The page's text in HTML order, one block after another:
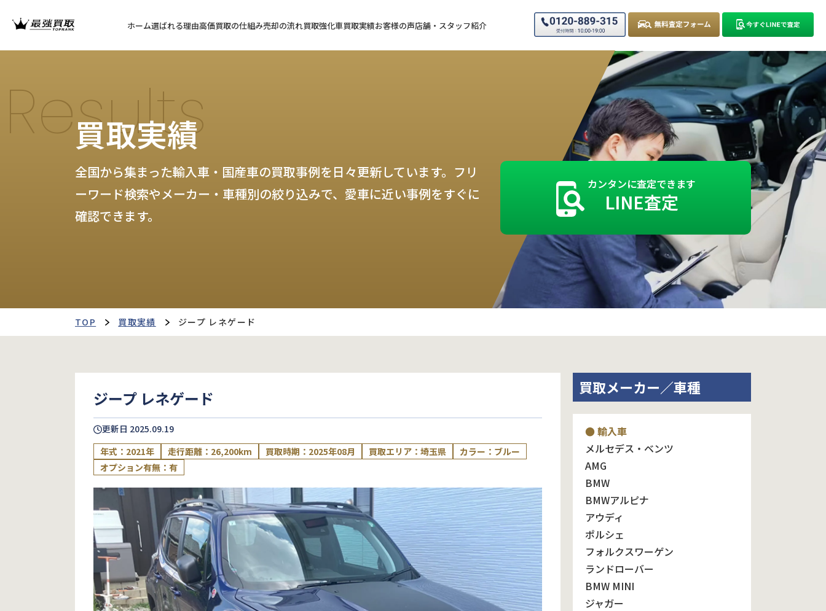
ホーム選ばれる理由高価買取の仕組み売却の流れ買取強化車買取実績お客様の声店舗・スタッフ紹介
Results
買取実績
全国から集まった輸入車・国産車の買取事例を日々更新しています。フリ
ーワード検索やメーカー・車種別の絞り込みで、愛車に近い事例をすぐに
確認できます。
カンタンに査定できます
LINE査定
TOP 買取実績 ジープ レネゲード
ジープ レネゲード
更新日 2025.09.19
年式：2021年
走行距離：26,200km 買取時期：2025年08月 買取エリア：埼玉県
カラー：ブルー
オプション有無：有
買取メーカー／車種
● 輸入車
メルセデス・ベンツ
AMG
BMW
BMWアルピナ
アウディ
ポルシェ
フォルクスワーゲン
ランドローバー
BMW MINI
ジャガー